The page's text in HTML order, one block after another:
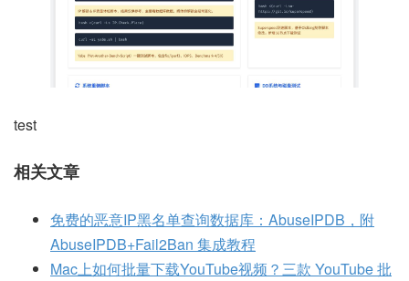
test
相关文章
免费的恶意IP黑名单查询数据库：AbuseIPDB，附
AbuseIPDB+Fail2Ban 集成教程
Mac上如何批量下载YouTube视频？三款 YouTube 批